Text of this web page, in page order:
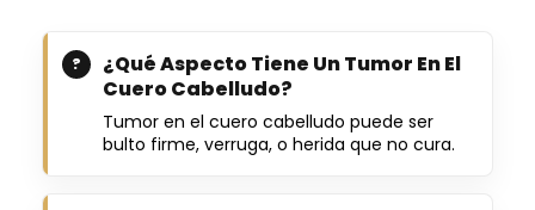
¿Qué Aspecto Tiene Un Tumor En El
Cuero Cabelludo?
Tumor en el cuero cabelludo puede ser
bulto firme, verruga, o herida que no cura.